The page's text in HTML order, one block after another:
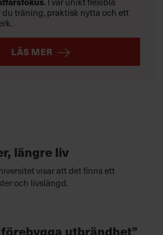
längre liv
visar att det finns ett
och livslängd.
du träning, praktisk nytta och ett
LÄS MER